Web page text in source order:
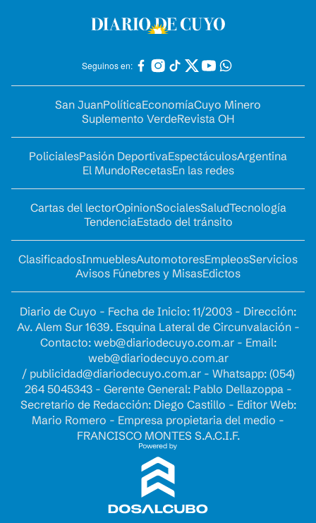
Seguinos en:
San JuanPolíticaEconomíaCuyo Minero
Suplemento VerdeRevista OH
PolicialesPasión DeportivaEspectáculosArgentina
El MundoRecetasEn las redes
Cartas del lectorOpinionSocialesSaludTecnología
TendenciaEstado del tránsito
ClasificadosInmueblesAutomotoresEmpleosServicios
Avisos Fúnebres y MisasEdictos
Diario de Cuyo - Fecha de Inicio: 11/2003 - Dirección:
Av. Alem Sur 1639. Esquina Lateral de Circunvalación -
Contacto: web@diariodecuyo.com.ar- Email:
web@diariodecuyo.com.ar
/ publicidad@diariodecuyo.com.ar- Whatsapp: (054)
264 5045343 - Gerente General: Pablo Dellazoppa -
Secretario de Redacción: Diego Castillo - Editor Web:
Mario Romero - Empresa propietaria del medio -
FRANCISCO MONTES S.A.C.I.F.